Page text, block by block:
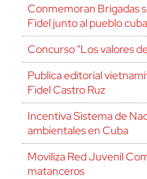
Conmemoran Brigadas
Fidel junto al pueblo
Concurso “Los valores
Publica editorial
Fidel Castro Ruz
Incentiva Sistema de
ambientales en Cuba
Moviliza Red Juvenil
matanceros